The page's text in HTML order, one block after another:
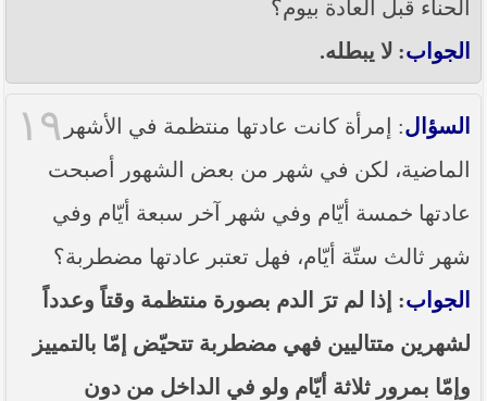
الحناء قبل العادة بيوم؟
الجواب: لا يبطله.
١٩ السؤال: إمرأة كانت عادتها منتظمة في الأشهر
الماضية، لكن في شهر من بعض الشهور أصبحت
عادتها خمسة أيّام وفي شهر آخر سبعة أيّام وفي
شهر ثالث ستّة أيّام، فهل تعتبر عادتها مضطربة؟
الجواب: إذا لم ترَ الدم بصورة منتظمة وقتاً وعدداً
لشهرين متتاليين فهي مضطربة تتحيّض إمّا بالتمييز
وإمّا بمرور ثلاثة أيّام ولو في الداخل من دون